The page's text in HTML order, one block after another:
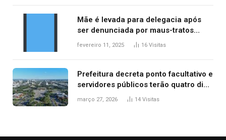
Mãe é levada para delegacia após
ser denunciada por maus-tratos
contra dois filhos, diz polícia
fevereiro 11, 2025 16 Visitas
Prefeitura decreta ponto facultativo e
servidores públicos terão quatro dias
de folga na Semana Santa
março 27, 2026 14 Visitas